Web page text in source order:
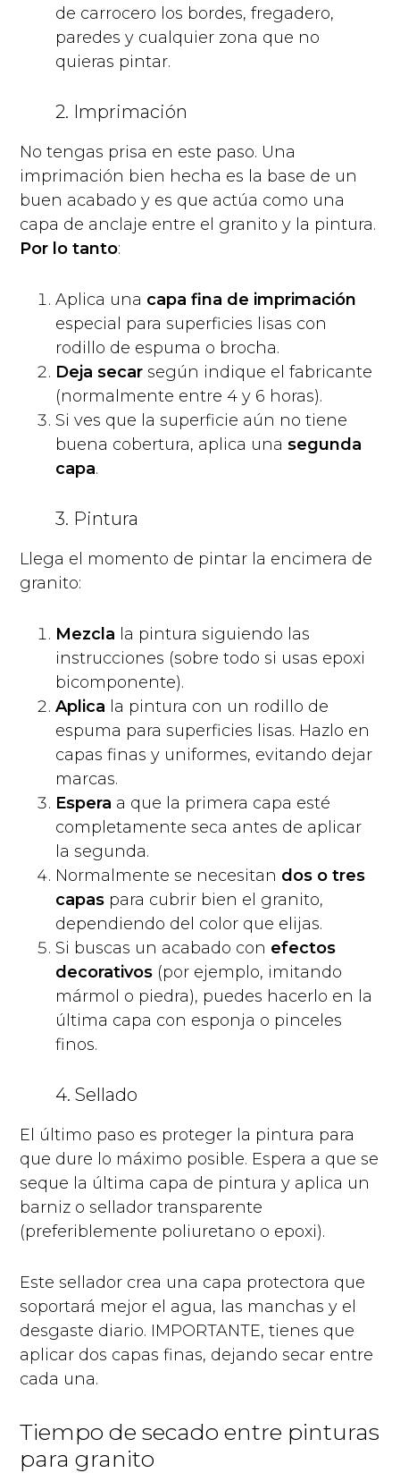
de carrocero los bordes, fregadero,
paredes y cualquier zona que no
quieras pintar.
2. Imprimación
No tengas prisa en este paso. Una
imprimación bien hecha es la base de un
buen acabado y es que actúa como una
capa de anclaje entre el granito y la pintura.
Por lo tanto:
Aplica una capa fina de imprimación
especial para superficies lisas con
rodillo de espuma o brocha.
Deja secar según indique el fabricante
(normalmente entre 4 y 6 horas).
Si ves que la superficie aún no tiene
buena cobertura, aplica unasegunda
capa.
3. Pintura
Llega el momento de pintar la encimera de
granito:
Mezcla la pintura siguiendo las
instrucciones (sobre todo si usas epoxi
bicomponente).
Aplica la pintura con un rodillo de
espuma para superficies lisas. Hazlo en
capas finas y uniformes, evitando dejar
marcas.
Espera a que la primera capa esté
completamente seca antes de aplicar
la segunda.
Normalmente se necesitan dos o tres
capas para cubrir bien el granito,
dependiendo del color que elijas.
Si buscas un acabado con efectos
decorativos (por ejemplo, imitando
mármol o piedra), puedes hacerlo en la
última capa con esponja o pinceles
finos.
4. Sellado
El último paso es proteger la pintura para
que dure lo máximo posible. Espera a que se
seque la última capa de pintura y aplica un
barniz o sellador transparente
(preferiblemente poliuretano o epoxi).
Este sellador crea una capa protectora que
soportará mejor el agua, las manchas y el
desgaste diario. IMPORTANTE, tienes que
aplicar dos capas finas, dejando secar entre
cada una.
Tiempo de secado entre pinturas
para granito